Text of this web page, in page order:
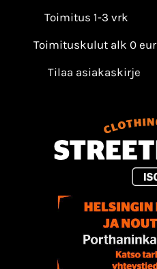
Toimitus 1-3 vrk
Toimituskulut alk 0 eur
Tilaa asiakaskirje